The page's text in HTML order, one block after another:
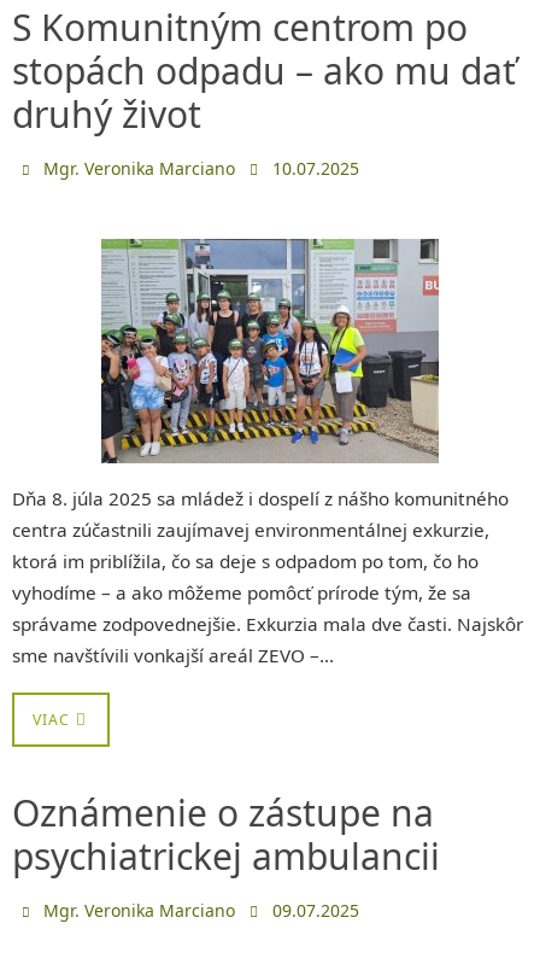
S Komunitným centrom po
stopách odpadu – ako mu dať
druhý život
Mgr. Veronika Marciano 10.07.2025
Dňa 8. júla 2025 sa mládež i dospelí z nášho komunitného
centra zúčastnili zaujímavej environmentálnej exkurzie,
ktorá im priblížila, čo sa deje s odpadom po tom, čo ho
vyhodíme – a ako môžeme pomôcť prírode tým, že sa
správame zodpovednejšie. Exkurzia mala dve časti. Najskôr
sme navštívili vonkajší areál ZEVO –…
VIAC
Oznámenie o zástupe na
psychiatrickej ambulancii
Mgr. Veronika Marciano 09.07.2025